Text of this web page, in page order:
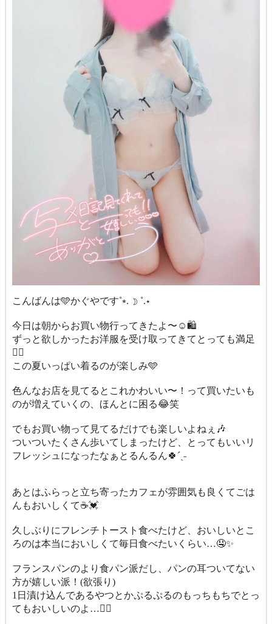
こんばんは🩵かぐやです˚⭒. ☽ ˚.⋆
今日は朝からお買い物行ってきたよ〜☺️🛍️
ずっと欲しかったお洋服を受け取ってきてとっても満足
✌🏻
この夏いっぱい着るのが楽しみ🩵
色んなお店を見てるとこれかわいい〜！って買いたいも
のが増えていくの、ほんとに困る😂笑
でもお買い物って見てるだけでも楽しいよねぇ🎶
ついついたくさん歩いてしまったけど、とってもいいリ
フレッシュになったなぁとるんるん🍀ˊˎ˗
あとはふらっと立ち寄ったカフェが雰囲気も良くてごは
んもおいしくて☕️💓
久しぶりにフレンチトースト食べたけど、おいしいとこ
ろのは本当においしくて毎日食べたいくらい…🤤✨
フランスパンのより食パン派だし、パンの耳ついてない
方が嬉しい派！(欲張り)
1日漬け込んであるやつとかぷるぷるのもっちもちでとっ
てもおいしいのよ…🙂‍↕️